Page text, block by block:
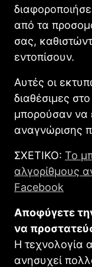
από τα
σας,
εντοπίσουν.
Αυτές οι
διαθέσιμες
μπορούσαν να
αναγνώρισης
ΣΧΕΤΙΚΟ: Το
αλγορίθμους
Facebook
Αποφύγετε
να
Η τεχνολογία
ανησυχεί